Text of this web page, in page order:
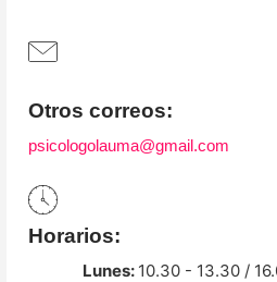
Otros correos:
psicologolauma@gmail.com
Horarios:
Lunes: 10.30 - 13.30 /